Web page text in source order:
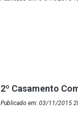
2º Casamento
Publicado em: 03/11/2015